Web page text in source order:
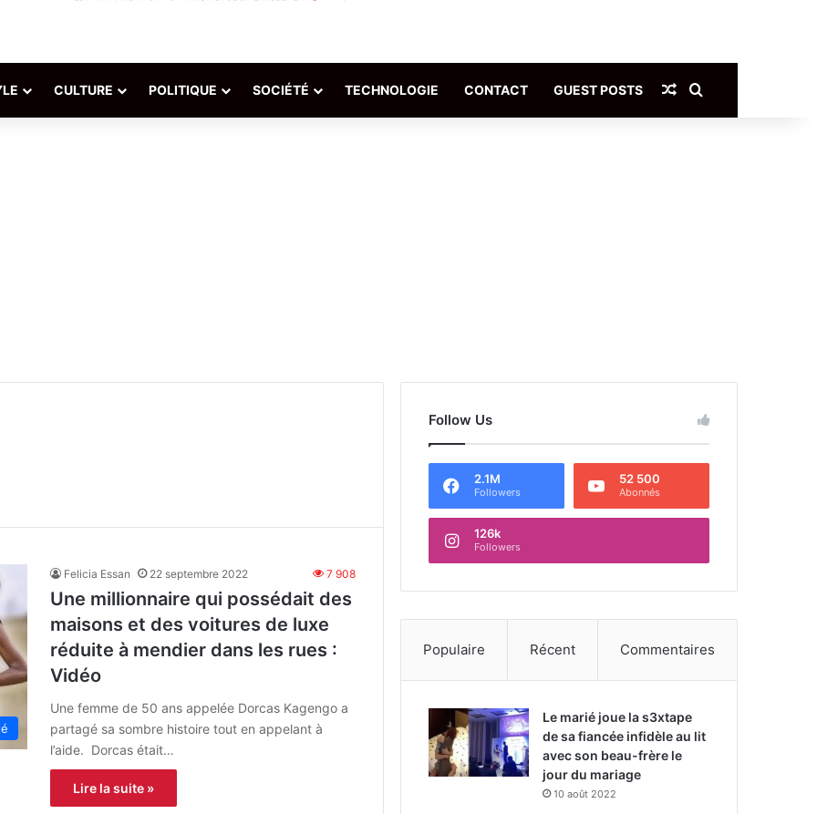
CULTURE POLITIQUE SOCIÉTÉ TECHNOLOGIE CONTACT GUEST POSTS Article Aléatoire
Felicia Essan 22 septembre 2022 7 908
Une millionnaire qui possédait des
maisons et des voitures de luxe
réduite à mendier dans les rues :
Vidéo
Une femme de 50 ans appelée Dorcas Kagengo a
partagé sa sombre histoire tout en appelant à
l’aide. Dorcas était…
Lire la suite »
Follow Us
2.1M
Followers
52 500
Abonnés
126k
Followers
Populaire Récent Commentaires
Le marié joue la s3xtape
de sa fiancée infidèle au lit
avec son beau-frère le
jour du mariage
10 août 2022